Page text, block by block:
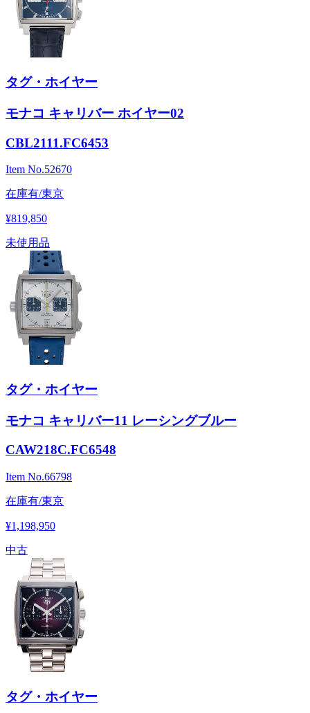
タグ・ホイヤー
モナコ キャリバー ホイヤー02
CBL2111.FC6453
Item No.52670
在庫有/東京
¥819,850
未使用品
タグ・ホイヤー
モナコ キャリバー11 レーシングブルー
CAW218C.FC6548
Item No.66798
在庫有/東京
¥1,198,950
中古
タグ・ホイヤー